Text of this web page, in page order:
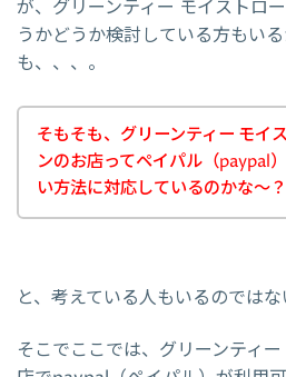
が、グリーンティー モイストロ
うかどうか検討している方もい
も、、、。
そもそも、グリーンティー モイ
ンのお店ってペイパル（paypal
い方法に対応しているのかな～？
と、考えている人もいるのでは
そこでここでは、グリーンティ